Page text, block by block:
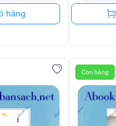
hàng
Còn hàng